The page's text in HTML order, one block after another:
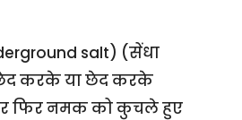
salt) (सेंधा
करके या छेद करके
फिर नमक को कुचले हुए